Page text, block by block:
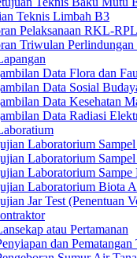
Teknis Limbah B3
Pelaksanaan RKL-RPL
Triwulan
Data Flora dan
Data Sosial
Data Kesehatan
Data Radiasi
Laboratorium
Laboratorium
Laboratorium Sampe
Laboratorium Biota
Jar Test (Penentuan
atau Pertamanan
dan